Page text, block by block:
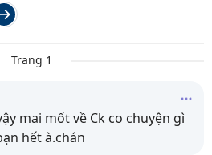
Trang 1
mai mốt về Ck co chuyện gì
hết à.chán